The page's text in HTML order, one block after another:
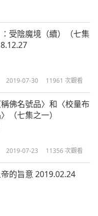
啦，好吧。我坐高一
家都看得到我。把
我的袋子。他必須
解嗎？謝謝。並非
我是男的，有時我
面都有，就來回切
業力比山還高。然
跟和藹時用的。有
因你們沒跟人們共
：受陰魔境（續）（七集
2019-07-30 11961 次觀看
佛名號品〉和〈校量布
（七集之一）
2019-07-23 11356次觀看
的旨意 2019.02.24